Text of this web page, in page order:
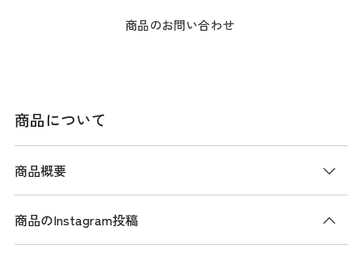
商品のお問い合わせ
商品について
商品概要
商品説明
商品のInstagram投稿